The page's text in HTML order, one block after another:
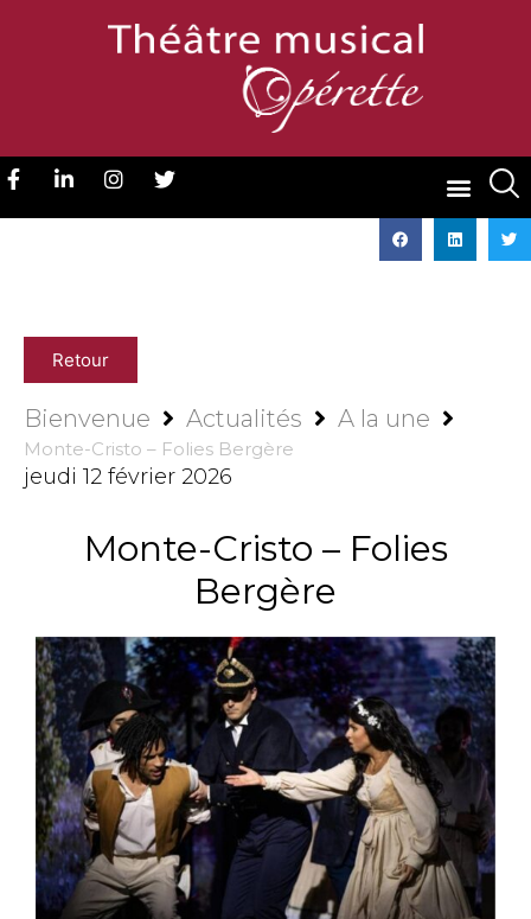
Retour
Bienvenue Actualités A la une
Monte-Cristo – Folies Bergère
jeudi 12 février 2026
Monte-Cristo – Folies
Bergère